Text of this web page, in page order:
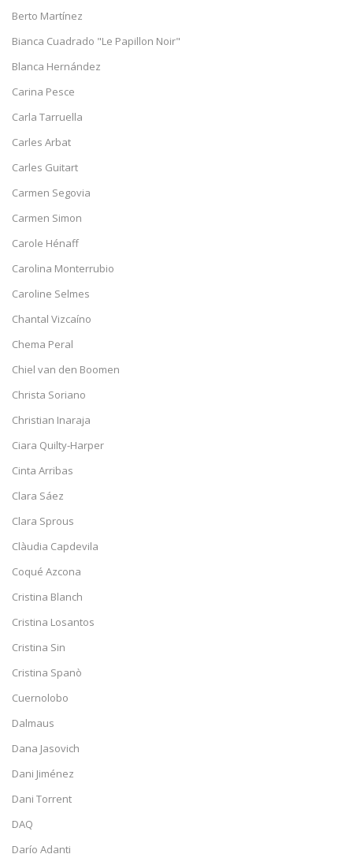
Berto Martínez
Bianca Cuadrado "Le Papillon Noir"
Blanca Hernández
Carina Pesce
Carla Tarruella
Carles Arbat
Carles Guitart
Carmen Segovia
Carmen Simon
Carole Hénaff
Carolina Monterrubio
Caroline Selmes
Chantal Vizcaíno
Chema Peral
Chiel van den Boomen
Christa Soriano
Christian Inaraja
Ciara Quilty-Harper
Cinta Arribas
Clara Sáez
Clara Sprous
Clàudia Capdevila
Coqué Azcona
Cristina Blanch
Cristina Losantos
Cristina Sin
Cristina Spanò
Cuernolobo
Dalmaus
Dana Jasovich
Dani Jiménez
Dani Torrent
DAQ
Darío Adanti